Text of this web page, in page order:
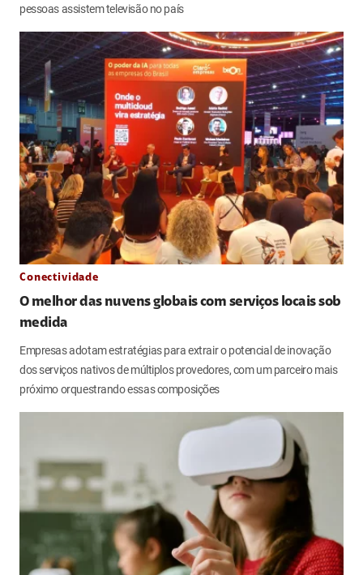
pessoas assistem televisão no país
Conectividade
O melhor das nuvens globais com serviços locais sob
medida
Empresas adotam estratégias para extrair o potencial de inovação
dos serviços nativos de múltiplos provedores, com um parceiro mais
próximo orquestrando essas composições